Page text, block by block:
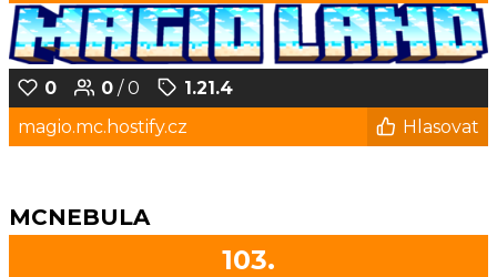
0 0 / 0
1.21.4
magio.mc.hostify.cz
Hlasovat
MCNEBULA
103.